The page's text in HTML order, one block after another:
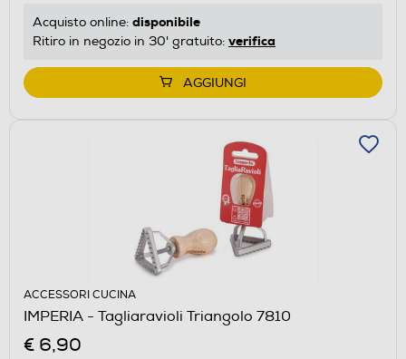
Acquisto online: disponibile
Ritiro in negozio in 30' gratuito: verifica
AGGIUNGI
ACCESSORI CUCINA
IMPERIA - Tagliaravioli Triangolo 7810
€ 6,90